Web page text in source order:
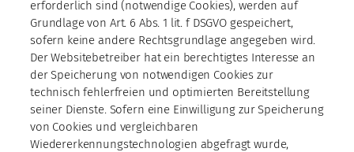
erforderlich sind (notwendige Cookies), werden auf
Grundlage von Art. 6 Abs. 1 lit. f DSGVO gespeichert,
sofern keine andere Rechtsgrundlage angegeben wird.
Der Websitebetreiber hat ein berechtigtes Interesse an
der Speicherung von notwendigen Cookies zur
technisch fehlerfreien und optimierten Bereitstellung
seiner Dienste. Sofern eine Einwilligung zur Speicherung
von Cookies und vergleichbaren
Wiedererkennungstechnologien abgefragt wurde,